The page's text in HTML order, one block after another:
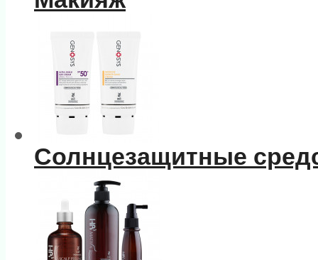
Солнцезащитные